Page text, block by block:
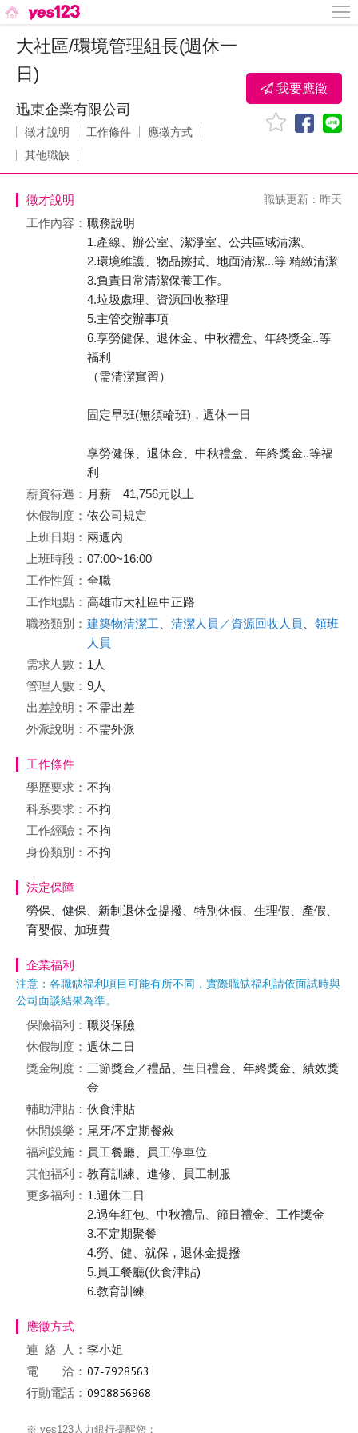
大社區/環境管理組長(週休一
日)
迅束企業有限公司
徵才說明 工作條件
應徵方式
其他職缺
我要應徵
徵才說明 職缺更新：昨天
工作內容： 職務說明
1.產線、辦公室、潔淨室、公共區域清潔。
2.環境維護、物品擦拭、地面清潔...等 精緻清潔
3.負責日常清潔保養工作。
4.垃圾處理、資源回收整理
5.主管交辦事項
6.享勞健保、退休金、中秋禮盒、年終獎金..等
福利
（需清潔實習）
固定早班(無須輪班)，週休一日
享勞健保、退休金、中秋禮盒、年終獎金..等福
利
薪資待遇： 月薪 41,756元以上
休假制度： 依公司規定
上班日期： 兩週內
上班時段： 07:00~16:00
工作性質： 全職
工作地點： 高雄市大社區中正路
職務類別： 建築物清潔工 清潔人員／資源回收人員
領班
人員
需求人數： 1人
管理人數： 9人
出差說明： 不需出差
外派說明： 不需外派
工作條件
學歷要求： 不拘
科系要求： 不拘
工作經驗： 不拘
身份類別： 不拘
法定保障
勞保、健保、新制退休金提撥、特別休假、生理假、產假、
育嬰假、加班費
企業福利
注意：各職缺福利項目可能有所不同，實際職缺福利請依面試時與
公司面談結果為準。
保險福利： 職災保險
休假制度： 週休二日
獎金制度： 三節獎金／禮品、生日禮金、年終獎金、績效獎
金
輔助津貼： 伙食津貼
休閒娛樂： 尾牙/不定期餐敘
福利設施： 員工餐廳、員工停車位
其他福利： 教育訓練、進修、員工制服
更多福利： 1.週休二日
2.過年紅包、中秋禮品、節日禮金、工作獎金
3.不定期聚餐
4.勞、健、就保，退休金提撥
5.員工餐廳(伙食津貼)
6.教育訓練
應徵方式
連絡
人： 李小姐
電 洽：
行動電話：
※ yes123人力銀行提醒您：